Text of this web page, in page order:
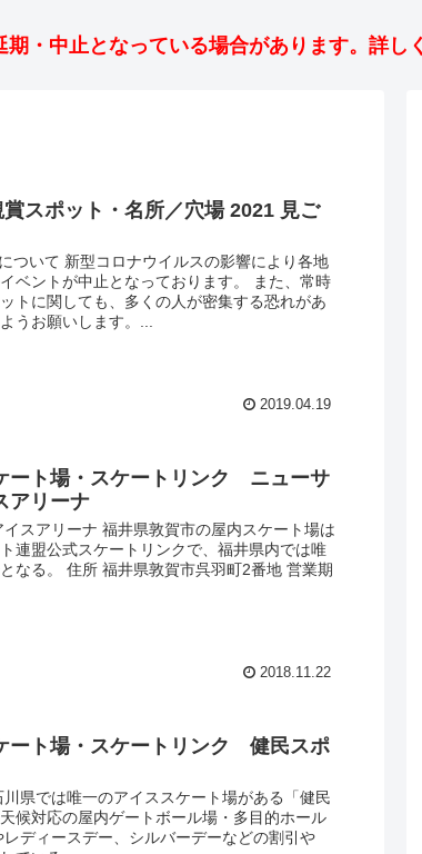
・中止となっている場合があります。詳し
スポット・名所／穴場 2021 見ご
ついて 新型コロナウイルスの影響により各地
ベントが中止となっております。 また、常時
トに関しても、多くの人が密集する恐れがあ
うお願いします。...
2019.04.19
ート場・スケートリンク ニューサ
アリーナ
スアリーナ 福井県敦賀市の屋内スケート場は
連盟公式スケートリンクで、福井県内では唯
なる。 住所 福井県敦賀市呉羽町2番地 営業期
2018.11.22
ート場・スケートリンク 健民スポ
県では唯一のアイススケート場がある「健民
候対応の屋内ゲートボール場・多目的ホール
ディースデー、シルバーデーなどの割引や